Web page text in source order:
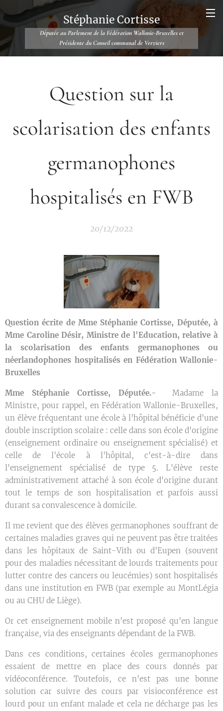
Stéphanie Cortisse
Députée au Parlement de la Fédération Wallonie-Bruxelles et
Présidente du Conseil communal de Verviers
Question sur la
scolarisation des enfants
germanophones
hospitalisés en FWB
20/12/2022
Question écrite de Mme Stéphanie Cortisse, Députée, à
Mme Caroline Désir, Ministre de l'Education, relative à
la scolarisation des enfants germanophones ou
néerlandophones hospitalisés en Fédération Wallonie-
Bruxelles
Mme Stéphanie Cortisse, Députée.-
Madame la
Ministre, pour rappel, en Fédération Wallonie-Bruxelles,
un élève fréquentant une école à l'hôpital bénéficie d'une
double inscription scolaire : celle dans son école d'origine
(enseignement ordinaire ou enseignement spécialisé) et
celle de l'école à l'hôpital, c'est-à-dire dans
l'enseignement spécialisé de type 5. L'élève reste
administrativement attaché à son école d'origine durant
tout le temps de son hospitalisation et parfois aussi
durant sa convalescence à domicile.
Il me revient que des élèves germanophones souffrant de
certaines maladies graves qui ne peuvent pas être traitées
dans les hôpitaux de Saint-Vith ou d'Eupen (souvent
pour des maladies nécessitant de lourds traitements pour
lutter contre des cancers ou leucémies) sont hospitalisés
dans une institution en FWB (par exemple au MontLégia
ou au CHU de Liège).
Or cet enseignement mobile n'est proposé qu'en langue
française, via des enseignants dépendant de la FWB.
Dans ces conditions, certaines écoles germanophones
essaient de mettre en place des cours donnés par
vidéoconférence. Toutefois, ce n'est pas une bonne
solution car suivre des cours par visioconférence est
lourd pour un enfant malade et cela ne décharge pas les